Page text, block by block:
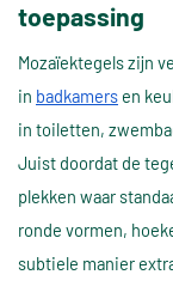
toepassing
Mozaïektegels zijn
in badkamers en
in toiletten,
Juist doordat de
plekken waar
ronde vormen,
subtiele manier